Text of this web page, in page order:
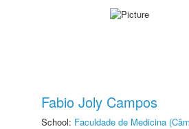
Fabio Joly Campos
School: Faculdade de Medicina